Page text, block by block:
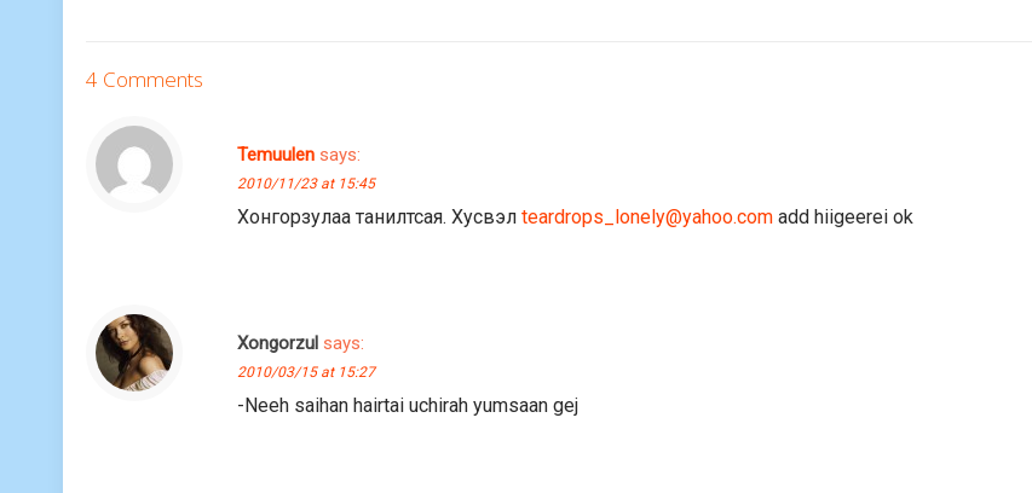
4 Comments
Temuulen says:
2010/11/23 at 15:45
Хонгорзулаа танилтсая. Хусвэлteardrops_lonely@yahoo.com add hiigeerei ok
Xongorzul says:
2010/03/15 at 15:27
-Neeh saihan hairtai uchirah yumsaan gej